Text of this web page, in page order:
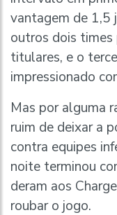
vantagem de 1,5
outros dois times
titulares, e o
impressionado
Mas por alguma
ruim de deixar a
contra equipes
noite terminou
deram aos
roubar o jogo.